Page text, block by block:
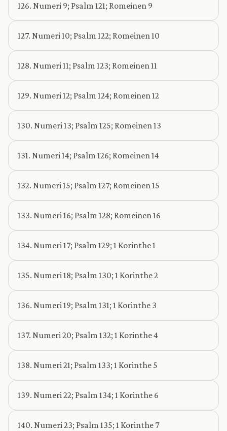
126. Numeri 9; Psalm 121; Romeinen 9
127. Numeri 10; Psalm 122; Romeinen 10
128. Numeri 11; Psalm 123; Romeinen 11
129. Numeri 12; Psalm 124; Romeinen 12
130. Numeri 13; Psalm 125; Romeinen 13
131. Numeri 14; Psalm 126; Romeinen 14
132. Numeri 15; Psalm 127; Romeinen 15
133. Numeri 16; Psalm 128; Romeinen 16
134. Numeri 17; Psalm 129; 1 Korinthe 1
135. Numeri 18; Psalm 130; 1 Korinthe 2
136. Numeri 19; Psalm 131; 1 Korinthe 3
137. Numeri 20; Psalm 132; 1 Korinthe 4
138. Numeri 21; Psalm 133; 1 Korinthe 5
139. Numeri 22; Psalm 134; 1 Korinthe 6
140. Numeri 23; Psalm 135; 1 Korinthe 7